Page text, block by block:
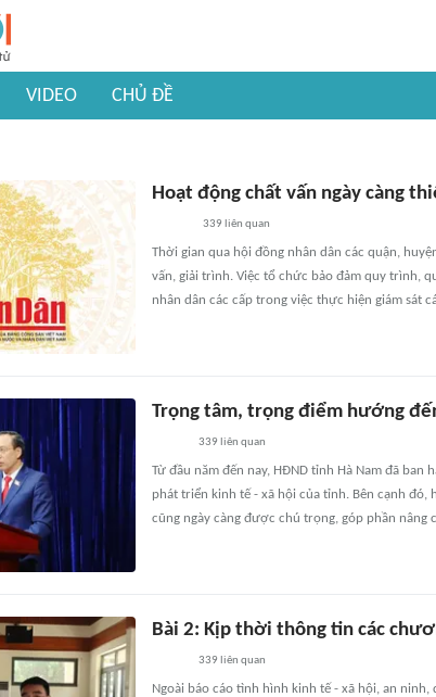
VIDEO CHỦ ĐỀ
Hoạt động chất vấn ngày càng
339 liên quan
Thời gian qua hội đồng nhân dân các quận,
vấn, giải trình. Việc tổ chức bảo đảm quy trình,
nhân dân các cấp trong việc thực hiện giám sát
Trọng tâm, trọng điểm hướng
339 liên quan
Từ đầu năm đến nay, HĐND tỉnh Hà Nam đã
phát triển kinh tế - xã hội của tỉnh. Bên cạnh đó,
cũng ngày càng được chú trọng, góp phần nâng
Bài 2: Kịp thời thông tin các
339 liên quan
Ngoài báo cáo tình hình kinh tế - xã hội, an